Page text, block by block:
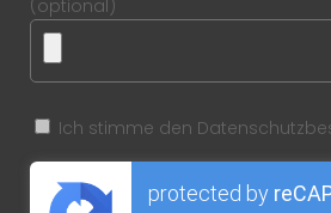
(optional)
Ich stimme den
protected by